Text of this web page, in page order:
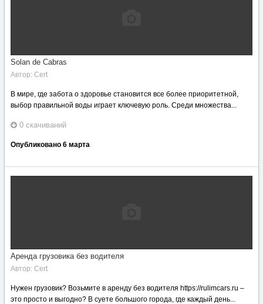
Solan de Cabras
Автор: Cert
В мире, где забота о здоровье становится все более приоритетной,
выбор правильной воды играет ключевую роль. Среди множества...
0 скачиваний
Опубликовано 6 марта
Аренда грузовика без водителя
Автор: Cert
Нужен грузовик? Возьмите в аренду без водителя https://rulimcars.ru –
это просто и выгодно? В суете большого города, где каждый день...